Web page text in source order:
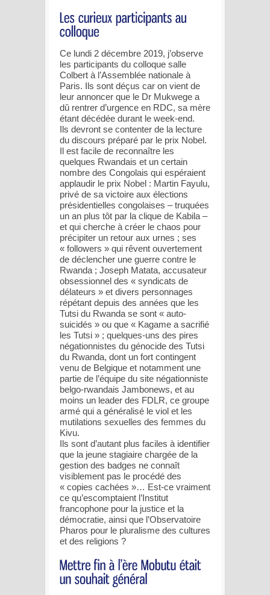
Ce lundi 2 décembre 2019, j’observe
les participants du colloque salle
Colbert à l’Assemblée nationale à
Paris. Ils sont déçus car on vient de
leur annoncer que le Dr Mukwege a
dû rentrer d’urgence en RDC, sa mère
étant décédée durant le week-end.
Ils devront se contenter de la lecture
du discours préparé par le prix Nobel.
Il est facile de reconnaître les
quelques Rwandais et un certain
nombre des Congolais qui espéraient
applaudir le prix Nobel : Martin Fayulu,
privé de sa victoire aux élections
présidentielles congolaises – truquées
un an plus tôt par la clique de Kabila –
et qui cherche à créer le chaos pour
précipiter un retour aux urnes ; ses
« followers » qui rêvent ouvertement
de déclencher une guerre contre le
Rwanda ; Joseph Matata, accusateur
obsessionnel des « syndicats de
délateurs » et divers personnages
répétant depuis des années que les
Tutsi du Rwanda se sont « auto-
suicidés » ou que « Kagame a sacrifié
les Tutsi » ; quelques-uns des pires
négationnistes du génocide des Tutsi
du Rwanda, dont un fort contingent
venu de Belgique et notamment une
partie de l’équipe du site négationniste
belgo-rwandais Jambonews, et au
moins un leader des FDLR, ce groupe
armé qui a généralisé le viol et les
mutilations sexuelles des femmes du
Kivu.
Ils sont d’autant plus faciles à identifier
que la jeune stagiaire chargée de la
gestion des badges ne connaît
visiblement pas le procédé des
« copies cachées »… Est-ce vraiment
ce qu’escomptaient l’Institut
francophone pour la justice et la
démocratie, ainsi que l’Observatoire
Pharos pour le pluralisme des cultures
et des religions ?